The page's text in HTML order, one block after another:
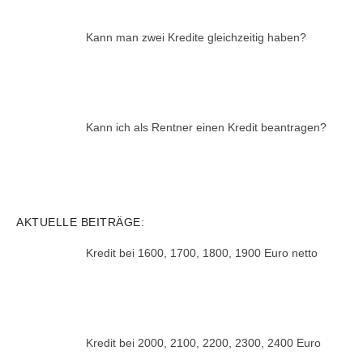
Kann man zwei Kredite gleichzeitig haben?
Kann ich als Rentner einen Kredit beantragen?
AKTUELLE BEITRÄGE:
Kredit bei 1600, 1700, 1800, 1900 Euro netto
Kredit bei 2000, 2100, 2200, 2300, 2400 Euro